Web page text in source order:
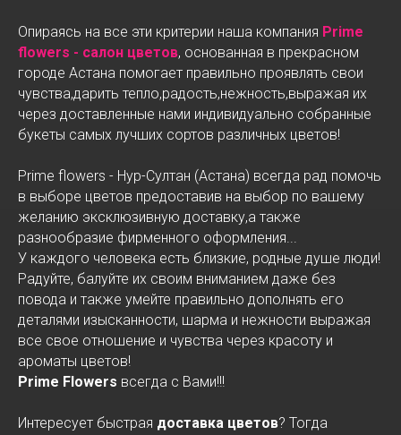
Опираясь на все эти критерии наша компания Prime
flowers - салон цветов, основанная в прекрасном
городе Астана помогает правильно проявлять свои
чувства,дарить тепло,радость,нежность,выражая их
через доставленные нами индивидуально собранные
букеты самых лучших сортов различных цветов!
Prime flowers - Нур-Султан (Астана) всегда рад помочь
в выборе цветов предоставив на выбор по вашему
желанию эксклюзивную доставку,а также
разнообразие фирменного оформления...
У каждого человека есть близкие, родные душе люди!
Радуйте, балуйте их своим вниманием даже без
повода и также умейте правильно дополнять его
деталями изысканности, шарма и нежности выражая
все свое отношение и чувства через красоту и
ароматы цветов!
Prime Flowers всегда с Вами!!!
Интересует быстрая доставка цветов? Тогда